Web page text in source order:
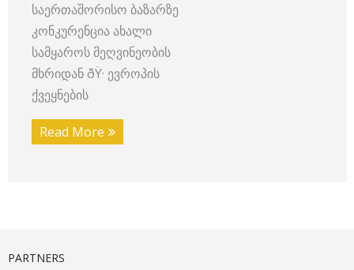
საერთაშორისო ბაზარზე
კონკურენცია ახალი
სამყაროს მეღვინეობის
მხრიდან ðŸ· ევროპის
ქვეყნების
Read More
PARTNERS